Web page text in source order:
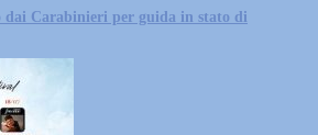
dai Carabinieri per guida in stato di